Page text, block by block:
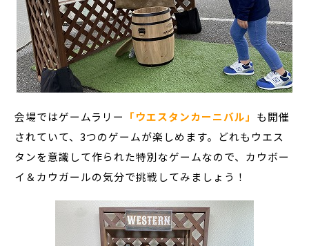
会場ではゲームラリー 「ウエスタンカーニバル」 も開催
されていて、3つのゲームが楽しめます。どれもウエス
タンを意識して作られた特別なゲームなので、カウボー
イ＆カウガールの気分で挑戦してみましょう！